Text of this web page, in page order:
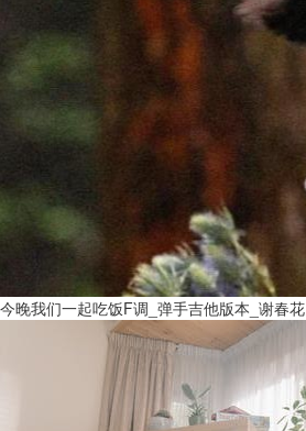
今晚我们一起吃饭F调_弹手吉他版本_谢春花